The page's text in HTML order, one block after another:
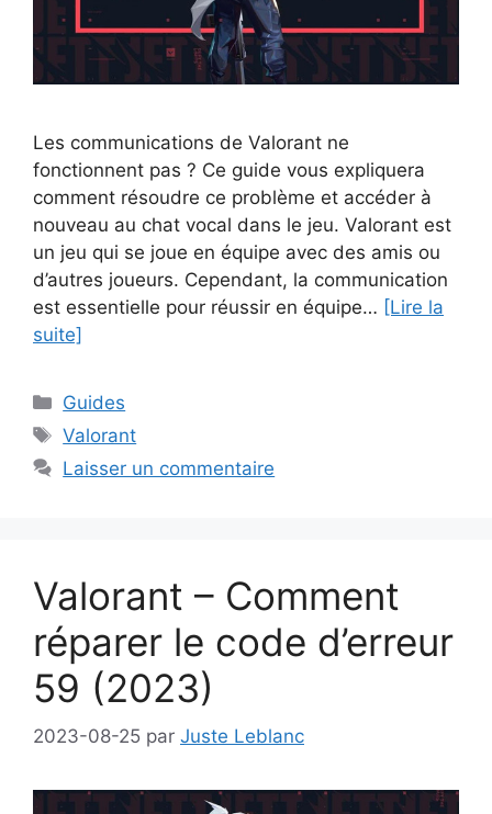
Les communications de Valorant ne
fonctionnent pas ? Ce guide vous expliquera
comment résoudre ce problème et accéder à
nouveau au chat vocal dans le jeu. Valorant est
un jeu qui se joue en équipe avec des amis ou
d’autres joueurs. Cependant, la communication
est essentielle pour réussir en équipe… [Lire la
suite]
Catégories
Guides
Étiquettes
Valorant
Laisser un commentaire
Valorant – Comment
réparer le code d’erreur
59 (2023)
2023-08-25 par Juste Leblanc